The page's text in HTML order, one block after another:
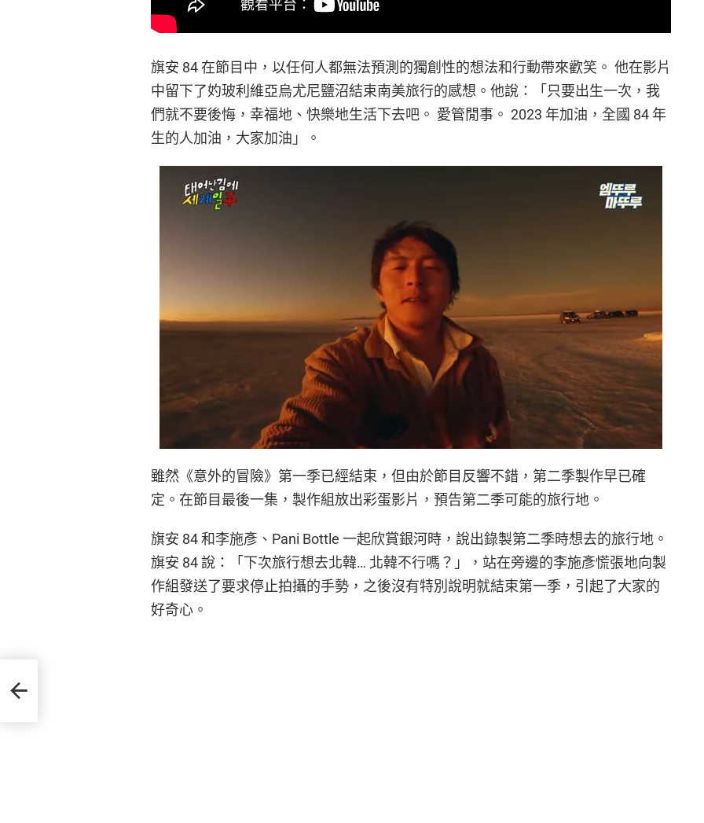
旗安 84 在節目中，以任何人都無法預測的獨創性的想法和行動帶來歡笑。 他在影片
中留下了妁玻利維亞烏尤尼鹽沼結束南美旅行的感想。他說：「只要出生一次，我
們就不要後悔，幸福地、快樂地生活下去吧。 愛管閒事。 2023 年加油，全國 84 年
生的人加油，大家加油」。
雖然《意外的冒險》第一季已經結束，但由於節目反響不錯，第二季製作早已確
定。在節目最後一集，製作組放出彩蛋影片，預告第二季可能的旅行地。
旗安 84 和李施彥、Pani Bottle 一起欣賞銀河時，說出錄製第二季時想去的旅行地。
旗安 84 說：「下次旅行想去北韓… 北韓不行嗎？」，站在旁邊的李施彥慌張地向製
作組發送了要求停止拍攝的手勢，之後沒有特別說明就結束第一季，引起了大家的
好奇心。
並